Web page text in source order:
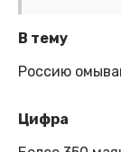
В тему
Россию
Цифра